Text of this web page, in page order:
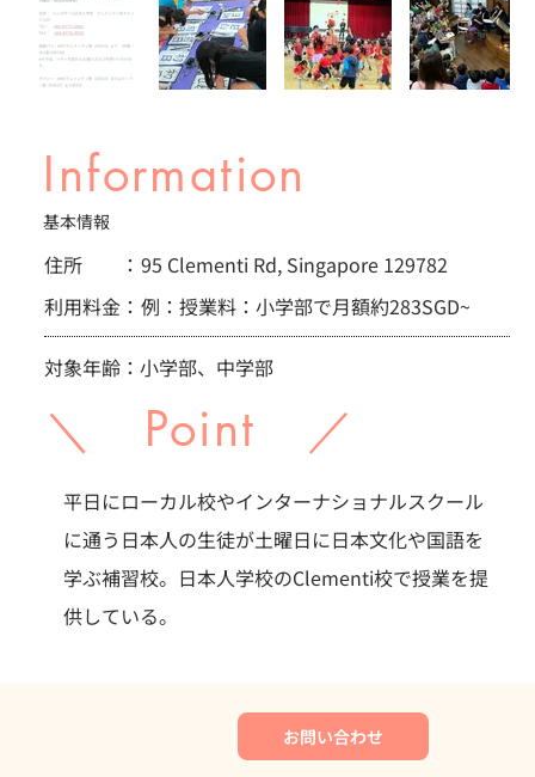
Information
基本情報
住所 ： 95 Clementi Rd, Singapore 129782
利用料金： 例：授業料：小学部で月額約283SGD~
対象年齢：小学部、中学部
＼ Point ／
平日にローカル校やインターナショナルスクール
に通う日本人の生徒が土曜日に日本文化や国語を
学ぶ補習校。日本人学校のClementi校で授業を提
供している。
お問い合わせ